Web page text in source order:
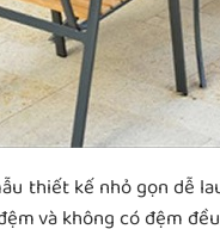
thiết kế nhỏ gọn dễ
và không có đệm